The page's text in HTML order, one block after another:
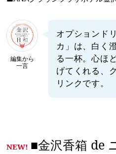
編集から
一言
オプションド
カ」は、白く
る一杯。心ほ
げてくれる、
リンクです。
NEW! ■金沢香箱 de